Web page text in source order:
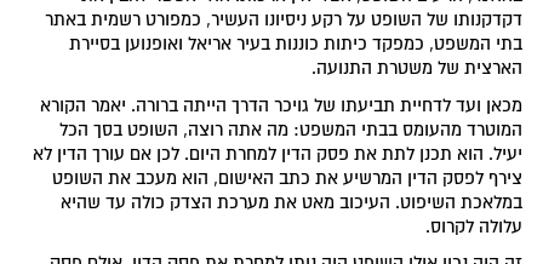
דקדקנותו של השופט על רקע ניסיונו העשיר, כמפורט רשמית באתר
בתי המשפט, כמפקד כיתות כוננות בעיר אריאל ואופנוען בסיירת
הארצית של משטרת התנועה.
מכאן ועד לדחיית תביעתו של גויכר הדרך הייתה ברורה. יאמר הקורא
המוטרד מהעומס בבתי המשפט: מה אתה רוצה, השופט בסך הכל
יעיל. הוא תכנן לתת את פסק הדין למחרת היום. לכן אם עורך הדין לא
צירף לפסק הדין המרשיע את כתב האישום, הוא מעכב את השופט
במלאכת השיפוט. העיכוב מאט את מערכת הצדק כולה עד שהיא
עלולה לקרוס.